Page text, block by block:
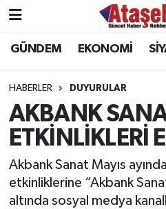
GÜNDEM EKONOMİ
HABERLER DUYURULAR
AKBANK
ETKİNLİKLERİ
Akbank Sanat Mayıs
etkinliklerine “Akbank
altında sosyal medya
Hava Durumu
Trafik Durumu
Süper Lig Puan
Tüm Manşetler
Son Dakika Haberleri